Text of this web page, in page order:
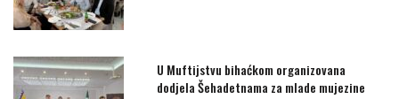
U Muftijstvu bihaćkom organizovana
dodjela Šehadetnama za mlade mujezine